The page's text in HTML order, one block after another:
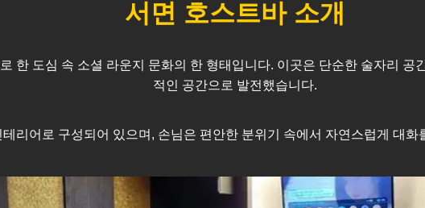
서면 호스트바 소개
한 도심 속 소셜 라운지 문화의 한 형태입니다. 이곳은 단순한 술자리
적인 공간으로 발전했습니다.
리어로 구성되어 있으며, 손님은 편안한 분위기 속에서 자연스럽게 대화